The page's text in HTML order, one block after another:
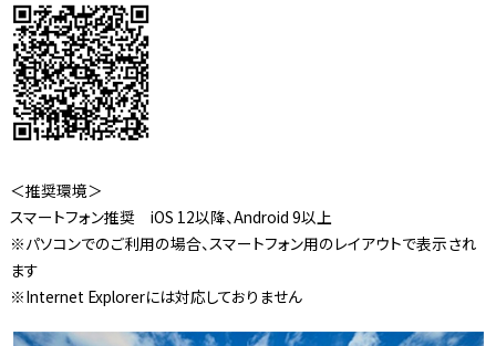
＜推奨環境＞
スマートフォン推奨 iOS 12以降、Android 9以上
※パソコンでのご利用の場合、スマートフォン用のレイアウトで表示され
ます
※Internet Explorerには対応しておりません